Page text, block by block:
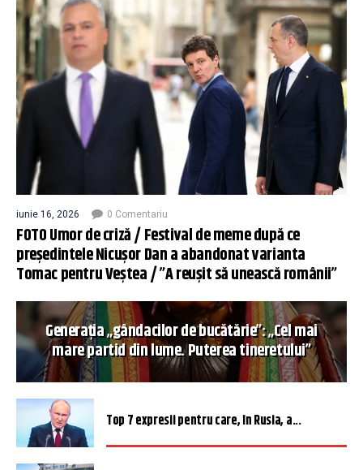
iunie 16, 2026 0 Comentariu
FOTO Umor de criză / Festival de meme după ce
președintele Nicușor Dan a abandonat varianta
Tomac pentru Veștea / ”A reușit să unească românii”
Generația „gândacilor de bucătărie”: „Cel mai
mare partid din lume. Puterea tineretului”
Top 7 expresii pentru care, în Rusia, a...